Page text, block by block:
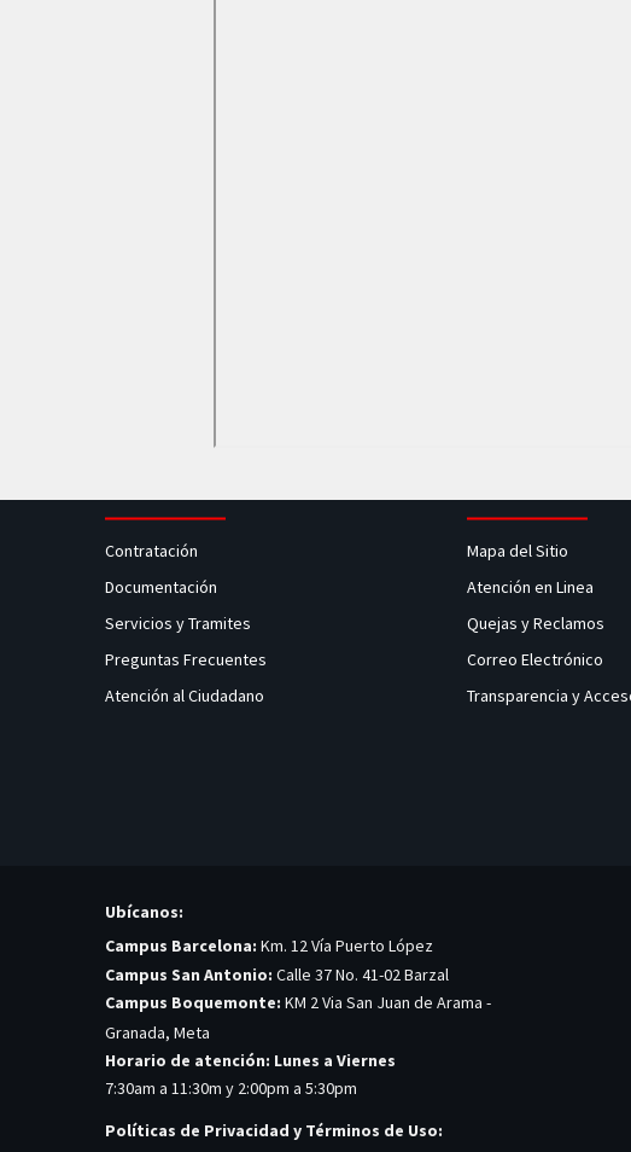
Contratación
Documentación
Servicios y Tramites
Preguntas Frecuentes
Atención al Ciudadano
Mapa del Sitio
Atención en Linea
Quejas y Reclamos
Correo Electrónico
Transparencia y
Ubícanos:
Campus Barcelona: Km. 12 Vía Puerto López
Campus San Antonio: Calle 37 No. 41-02 Barzal
Campus Boquemonte: KM 2 Via San Juan de Arama -
Granada, Meta
Horario de atención: Lunes a Viernes
7:30am a 11:30m y 2:00pm a 5:30pm
Políticas de Privacidad y Términos de Uso: